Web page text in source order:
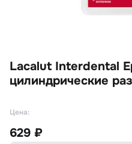
Lacalut Interdental
цилиндрические
Цена:
629 ₽